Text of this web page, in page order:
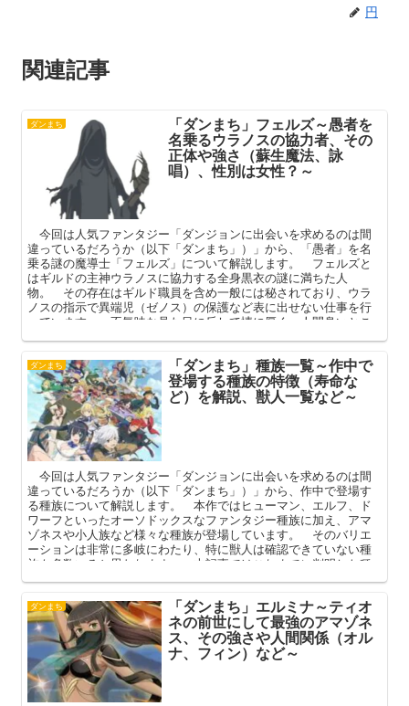
円
関連記事
ダンまち 「ダンまち」フェルズ～愚者を
名乗るウラノスの協力者、その
正体や強さ（蘇生魔法、詠
唱）、性別は女性？～
今回は人気ファンタジー「ダンジョンに出会いを求めるのは間
違っているだろうか（以下「ダンまち」）」から、「愚者」を名
乗る謎の魔導士「フェルズ」について解説します。 フェルズと
はギルドの主神ウラノスに協力する全身黒衣の謎に満ちた人
物。 その存在はギルド職員を含め一般には秘されており、ウラ
ノスの指示で異端児（ゼノス）の保護など表に出せない仕事を行
っています。 不気味な見た目に反して情に厚く、人間臭いとこ
ダンまち 「ダンまち」種族一覧～作中で
登場する種族の特徴（寿命な
ど）を解説、獣人一覧など～
今回は人気ファンタジー「ダンジョンに出会いを求めるのは間
違っているだろうか（以下「ダンまち」）」から、作中で登場す
る種族について解説します。 本作ではヒューマン、エルフ、ド
ワーフといったオーソドックスなファンタジー種族に加え、アマ
ゾネスや小人族など様々な種族が登場しています。 そのバリエ
ーションは非常に多岐にわたり、特に獣人は確認できていない種
族も多数いると思われます。 本記事ではこれまでに判明した種
ダンまち 「ダンまち」エルミナ～ティオ
ネの前世にして最強のアマゾネ
ス、その強さや人間関係（オル
ナ、フィン）など～